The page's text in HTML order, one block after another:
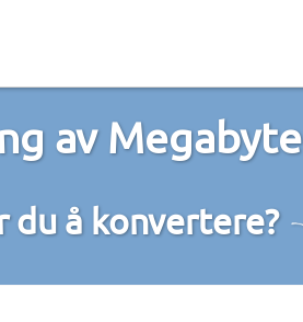
av Megabyte
du å konvertere?